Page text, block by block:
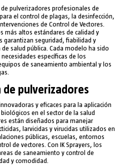
pulverizadores profesionales de
el control de plagas, la desinfección,
de Control de Vectores.
más altos estándares de calidad y
garantizan seguridad, fiabilidad y
salud pública. Cada modelo ha sido
específicas de los
de saneamiento ambiental y los
de pulverizadores
y eficaces para la aplicación
en el sector de la salud
están diseñados para manejar
larvicidas y virucidas utilizados en
públicas, escuelas, entornos
de vectores. Con IK Sprayers, los
de saneamiento y control de
y comodidad.